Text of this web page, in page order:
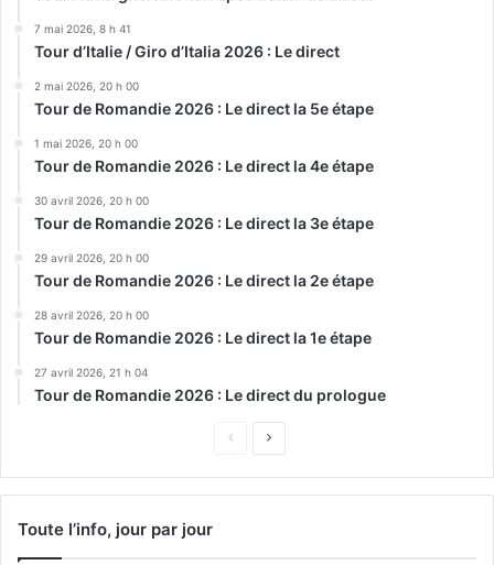
7 mai 2026, 8 h 41
Tour d’Italie / Giro d’Italia 2026 : Le direct
2 mai 2026, 20 h 00
Tour de Romandie 2026 : Le direct la 5e étape
1 mai 2026, 20 h 00
Tour de Romandie 2026 : Le direct la 4e étape
30 avril 2026, 20 h 00
Tour de Romandie 2026 : Le direct la 3e étape
29 avril 2026, 20 h 00
Tour de Romandie 2026 : Le direct la 2e étape
28 avril 2026, 20 h 00
Tour de Romandie 2026 : Le direct la 1e étape
27 avril 2026, 21 h 04
Tour de Romandie 2026 : Le direct du prologue
Page
Page
Toute l’info, jour par jour